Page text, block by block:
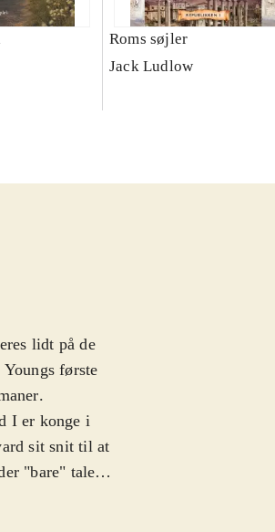
Roms søjler
Jack Ludlow
lidt på de
første
.
I er konge i
sit snit til at
"bare" tale
sit